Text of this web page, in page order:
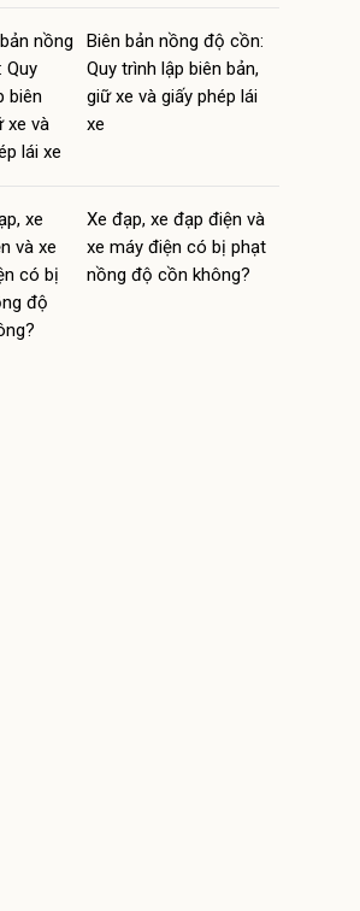
Biên bản nồng độ cồn:
Quy trình lập biên bản,
giữ xe và giấy phép lái
xe
Xe đạp, xe đạp điện và
xe máy điện có bị phạt
nồng độ cồn không?